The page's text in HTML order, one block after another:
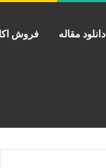
دانلود مقاله فروش